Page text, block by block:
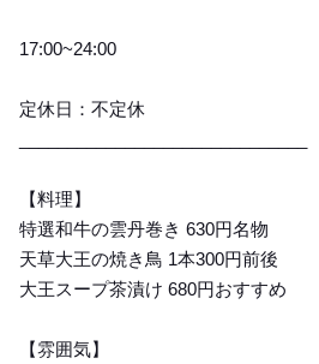
17:00~24:00
定休日：不定休
【料理】
特選和牛の雲丹巻き 630円名物
天草大王の焼き鳥 1本300円前後
大王スープ茶漬け 680円おすすめ
【雰囲気】